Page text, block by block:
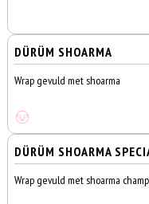
DÜRÜM SHOARMA
Wrap gevuld met shoarma
DÜRÜM SHOARMA
Wrap gevuld met shoarma